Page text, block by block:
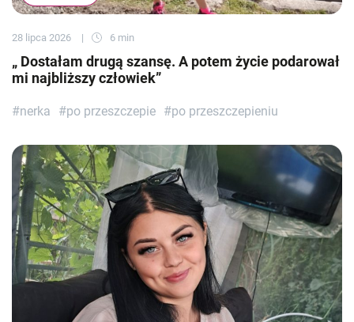
28 lipca 2026 6 min
„ Dostałam drugą szansę. A potem życie podarował
mi najbliższy człowiek”
#nerka #po przeszczepie #po przeszczepieniu